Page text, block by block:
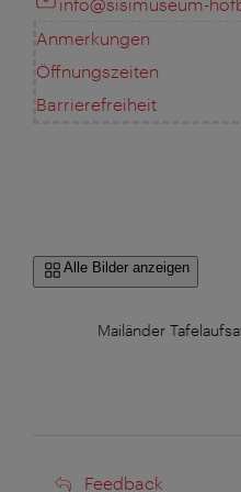
Anmerkungen
Öffnungszeiten
Barrierefreiheit
Alle Bilder anzeigen
Mailänder
Feedback
Feedback